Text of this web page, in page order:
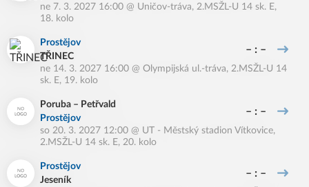
ne 7. 3. 2027 16:00 @ Uničov-tráva, 2.MSŽL-U 14 sk. E,
18. kolo
Prostějov
TŘINEC
– : –
ne 14. 3. 2027 16:00 @ Olympijská ul.-tráva, 2.MSŽL-U 14
sk. E, 19. kolo
Poruba – Petřvald
Prostějov
– : –
so 20. 3. 2027 12:00 @ UT - Městský stadion Vítkovice,
2.MSŽL-U 14 sk. E, 20. kolo
Prostějov
Jeseník
– : –